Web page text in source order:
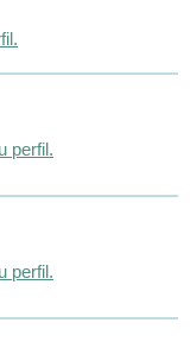
perfil.
perfil.